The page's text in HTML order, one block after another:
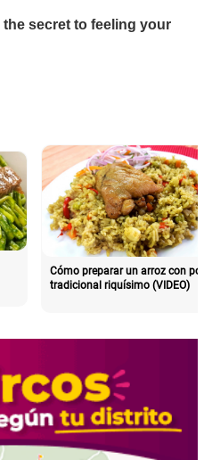
Cómo preparar un arroz con pollo
tradicional riquísimo (VIDEO)